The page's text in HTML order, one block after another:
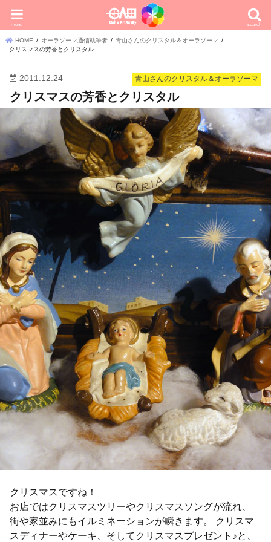
search
menu
HOME オーラソーマ通信執筆者
青山さんのクリスタル＆オーラソーマ
クリスマスの芳香とクリスタル
青山さんのクリスタル＆オーラソーマ
2011.12.24
クリスマスの芳香とクリスタル
クリスマスですね！
お店ではクリスマスツリーやクリスマスソングが流れ、
街や家並みにもイルミネーションが瞬きます。 クリスマ
スディナーやケーキ、そしてクリスマスプレゼント♪と、